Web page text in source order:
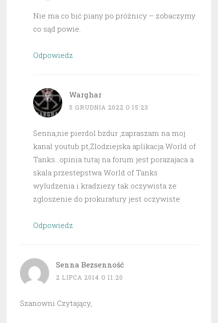
Nie ma co bić piany po próżnicy – zobaczymy
co sąd powie.
Odpowiedz
Warghar
5 GRUDNIA 2022 O 15:23
Senna,nie pierdol bzdur ,zapraszam na moj
kanal youtub pt,Zlodziejska aplikacja World of
Tanks…opinia tutaj na forum jest porazajaca a
skala przestepstwa World of Tanks
wyludzenia i kradziezy tak oczywista ze
zgloszenie do prokuratury jest oczywiste
Odpowiedz
Senna Bezsenność
2 LIPCA 2014 O 11:20
Szanowni Czytający,